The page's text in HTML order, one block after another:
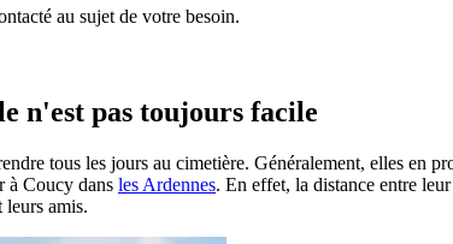
au sujet de votre besoin.
n'est pas toujours facile
tous les jours au cimetière. Généralement, elles en
à Coucy dans les Ardennes. En effet, la distance entre
leurs amis.